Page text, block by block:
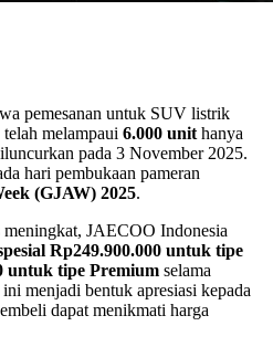
pemesanan untuk SUV listrik
telah melampaui 6.000 unit hanya
pada 3 November 2025.
hari pembukaan pameran
(GJAW) 2025.
JAECOO Indonesia
Rp249.900.000 untuk tipe
untuk tipe Premium selama
menjadi bentuk apresiasi kepada
dapat menikmati harga